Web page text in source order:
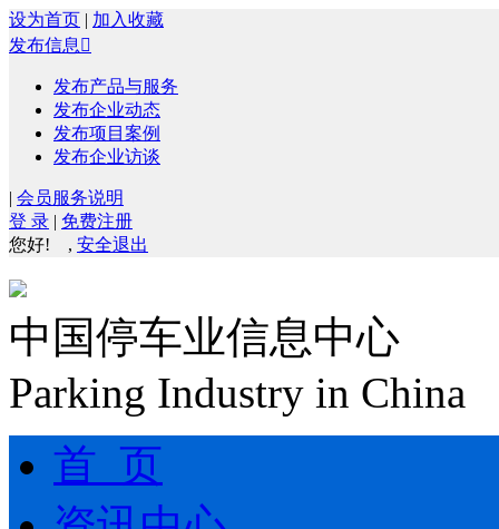
设为首页 | 加入收藏
发布信息 
发布产品与服务
发布企业动态
发布项目案例
发布企业访谈
| 会员服务说明
登 录 | 免费注册
您好!
, 安全退出
中国停车业信息中心
Parking Industry in China
首 页